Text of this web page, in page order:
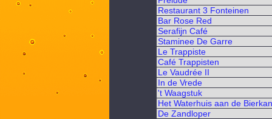
Restaurant 3 Fonteinen
Bar Rose Red
Serafijn Café
Staminee De Garre
Le Trappiste
Café Trappisten
Le Vaudrée II
In de Vrede
't Waagstuk
Het Waterhuis aan de
De Zandloper